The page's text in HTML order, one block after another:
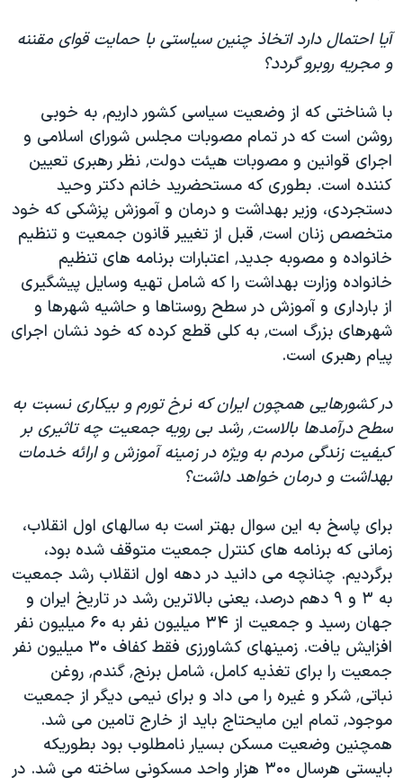
آیا احتمال دارد اتخاذ چنین سیاستی با حمایت قوای مقننه
و مجریه روبرو گردد؟
با شناختی که از وضعیت سیاسی کشور داریم٬ به خوبی
روشن است که در تمام مصوبات مجلس شورای اسلامی و
اجرای قوانین و مصوبات هیئت دولت٬ نظر رهبری تعیین
کننده است. بطوری که مستحضرید خانم دکتر وحید
دستجردی، وزیر بهداشت و درمان و آموزش پزشکی که خود
متخصص زنان است٬ قبل از تغییر قانون جمعیت و تنظیم
خانواده و مصوبه جدید٬ اعتبارات برنامه های تنظیم
خانواده وزارت بهداشت را که شامل تهیه وسایل پیشگیری
از بارداری و آموزش در سطح روستاها و حاشیه شهرها و
شهرهای بزرگ است٬ به کلی قطع کرده که خود نشان اجرای
پیام رهبری است.
در کشورهایی همچون ایران که نرخ تورم و بیکاری نسبت به
سطح درآمدها بالاست٬ رشد بی رویه جمعیت چه تاثیری بر
کیفیت زندگی مردم به ویژه در زمینه آموزش و ارائه خدمات
بهداشت و درمان خواهد داشت؟
برای پاسخ به این سوال بهتر است به سالهای اول انقلاب،
زمانی که برنامه های کنترل جمعیت متوقف شده بود،
برگردیم. چنانچه می دانید در دهه اول انقلاب رشد جمعیت
به ۳ و ۹ دهم درصد، یعنی بالاترین رشد در تاریخ ایران و
جهان رسید و جمعیت از ۳۴ میلیون نفر به ۶۰ میلیون نفر
افزایش یافت. زمینهای کشاورزی فقط کفاف ۳۰ میلیون نفر
جمعیت را برای تغذیه کامل، شامل برنج٬ گندم٬ روغن
نباتی٬ شکر و غیره را می داد و برای نیمی دیگر از جمعیت
موجود٬ تمام این مایحتاج باید از خارج تامین می شد.
همچنین وضعیت مسکن بسیار نامطلوب بود بطوریکه
بایستی هرسال ۳۰۰ هزار واحد مسکونی ساخته می شد. در